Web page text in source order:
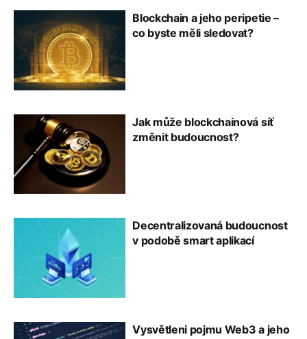
Blockchain a jeho peripetie –
co byste měli sledovat?
Jak může blockchainová síť
změnit budoucnost?
Decentralizovaná budoucnost
v podobě smart aplikací
Vysvětleni pojmu Web3 a jeho